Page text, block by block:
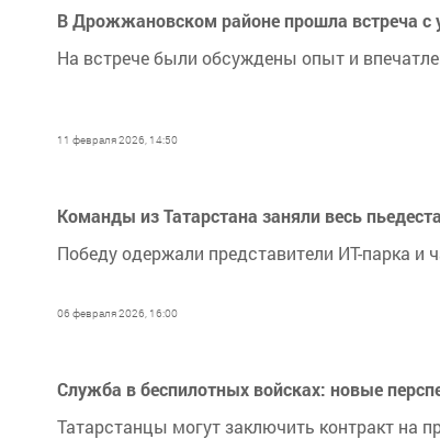
В Дрожжановском районе прошла встреча с
На встрече были обсуждены опыт и
11 февраля 2026, 14:50
Команды из Татарстана заняли весь
Победу одержали представители ИТ-парка и
06 февраля 2026, 16:00
Служба в беспилотных войсках: новые
Татарстанцы могут заключить контракт на